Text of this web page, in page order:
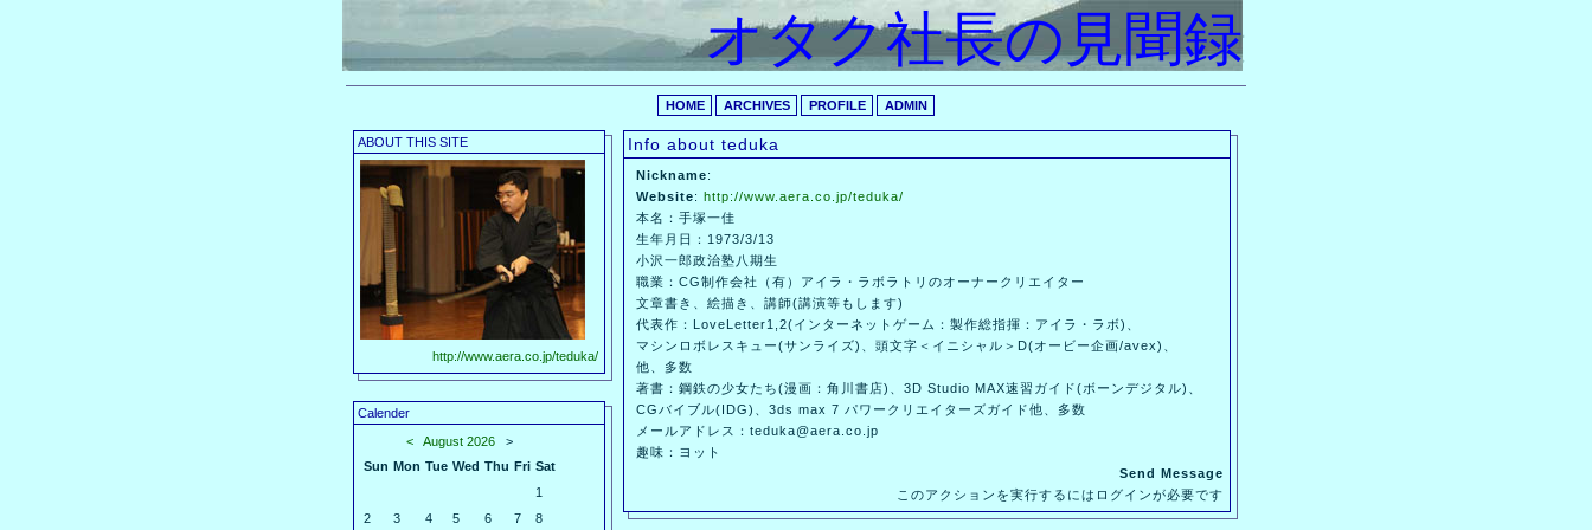
オタク社長の見聞録
オタク社長の見聞録
HOME ARCHIVES PROFILE ADMIN
ABOUT THIS SITE
http://www.aera.co.jp/teduka/
Calender
<
August 2026 >
Sun Mon Tue Wed Thu Fri Sat
1
2
3 4 5 6 7
8
Info about teduka
Nickname:
Website: http://www.aera.co.jp/teduka/
本名：手塚一佳
生年月日：1973/3/13
小沢一郎政治塾八期生
職業：CG制作会社（有）アイラ・ラボラトリのオーナークリエイター
文章書き、絵描き、講師(講演等もします)
代表作：LoveLetter1,2(インターネットゲーム：製作総指揮：アイラ・ラボ)、
マシンロボレスキュー(サンライズ)、頭文字＜イニシャル＞D(オービー企画/avex)、
他、多数
著書：鋼鉄の少女たち(漫画：角川書店)、3D Studio MAX速習ガイド(ボーンデジタル)、
CGバイブル(IDG)、3ds max 7 パワークリエイターズガイド他、多数
メールアドレス：teduka@aera.co.jp
趣味：ヨット
Send Message
このアクションを実行するにはログインが必要です